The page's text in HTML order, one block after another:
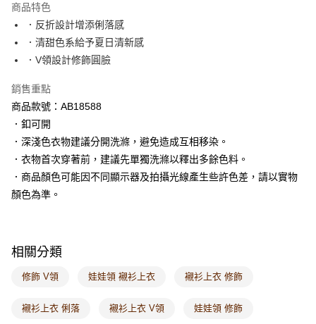
付款後萊爾富取貨
每筆NT$60，滿NT$1,000(含以上)免運費
7-11取貨付款
每筆NT$60，滿NT$1,000(含以上)免運費
付款後7-11取貨
每筆NT$60，滿NT$1,000(含以上)免運費
宅配
每筆NT$120，滿NT$1,000(含以上)免運費
付款後門市自取
海外配送-港/澳/新/馬/泰國專屬
海外配送-其他亞洲地區
商品特色
．反折設計增添俐落感
．清甜色系給予夏日清新感
．V領設計修飾圓臉
銷售重點
商品款號：AB18588
．釦可開
．深淺色衣物建議分開洗滌，避免造成互相移染。
．衣物首次穿著前，建議先單獨洗滌以釋出多餘色料。
．商品顏色可能因不同顯示器及拍攝光線產生些許色差，請以實物
顏色為準。
相關分類
修飾 V領 娃娃領 襯衫上衣 襯衫上衣 修飾
襯衫上衣 俐落 襯衫上衣 V領 娃娃領 修飾